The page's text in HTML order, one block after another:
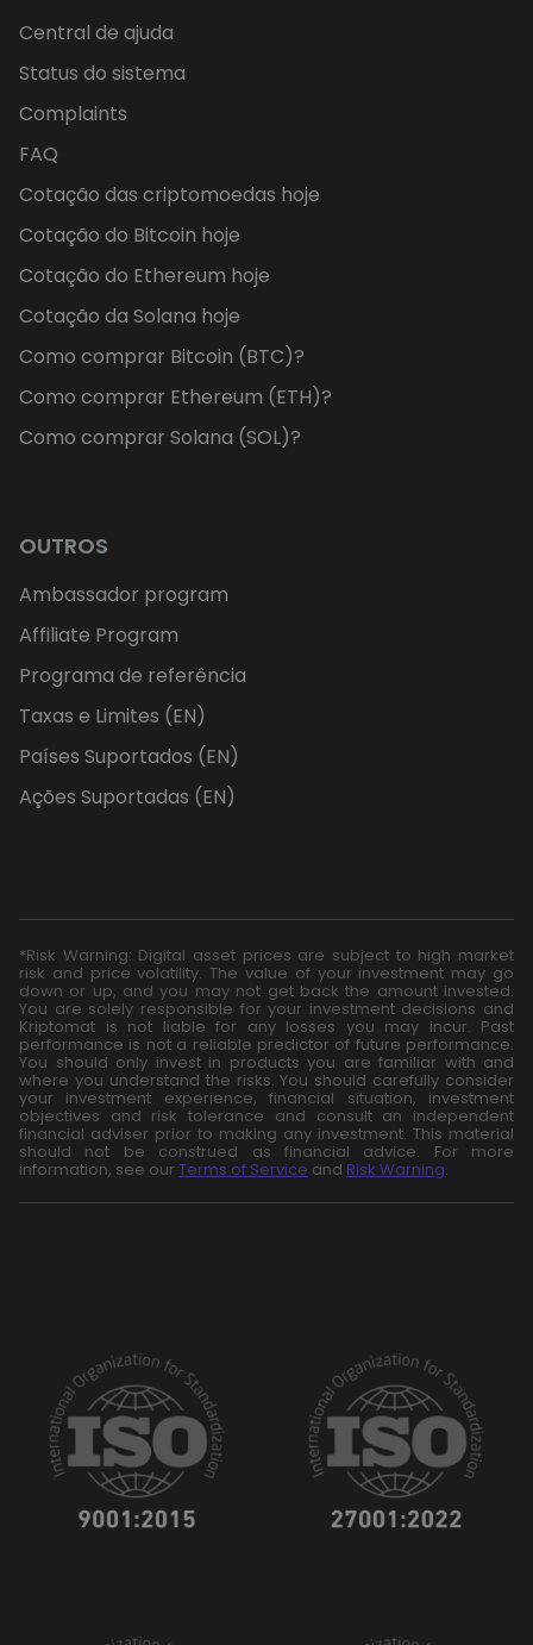
Central de ajuda
Status do sistema
Complaints
FAQ
Cotação das criptomoedas hoje
Cotação do Bitcoin hoje
Cotação do Ethereum hoje
Cotação da Solana hoje
Como comprar Bitcoin (BTC)?
Como comprar Ethereum (ETH)?
Como comprar Solana (SOL)?
OUTROS
Ambassador program
Affiliate Program
Programa de referência
Taxas e Limites (EN)
Países Suportados (EN)
Ações Suportadas (EN)
*Risk Warning: Digital asset prices are subject to high market
risk and price volatility. The value of your investment may go
down or up, and you may not get back the amount invested.
You are solely responsible for your investment decisions and
Kriptomat is not liable for any losses you may incur. Past
performance is not a reliable predictor of future performance.
You should only invest in products you are familiar with and
where you understand the risks. You should carefully consider
your investment experience, financial situation, investment
objectives and risk tolerance and consult an independent
financial adviser prior to making any investment. This material
should not be construed as financial advice. For more
information, see our Terms of Service and Risk Warning.